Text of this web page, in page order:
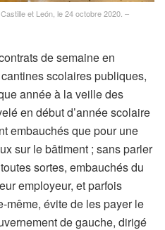
et León, le 24 octobre 2020. –
de semaine en
scolaires publiques,
année à la veille des
en début d’année scolaire
embauchés que pour une
sur le bâtiment ; sans parler
sortes, embauchés du
employeur, et parfois
même, évite de les payer le
de gauche, dirigé